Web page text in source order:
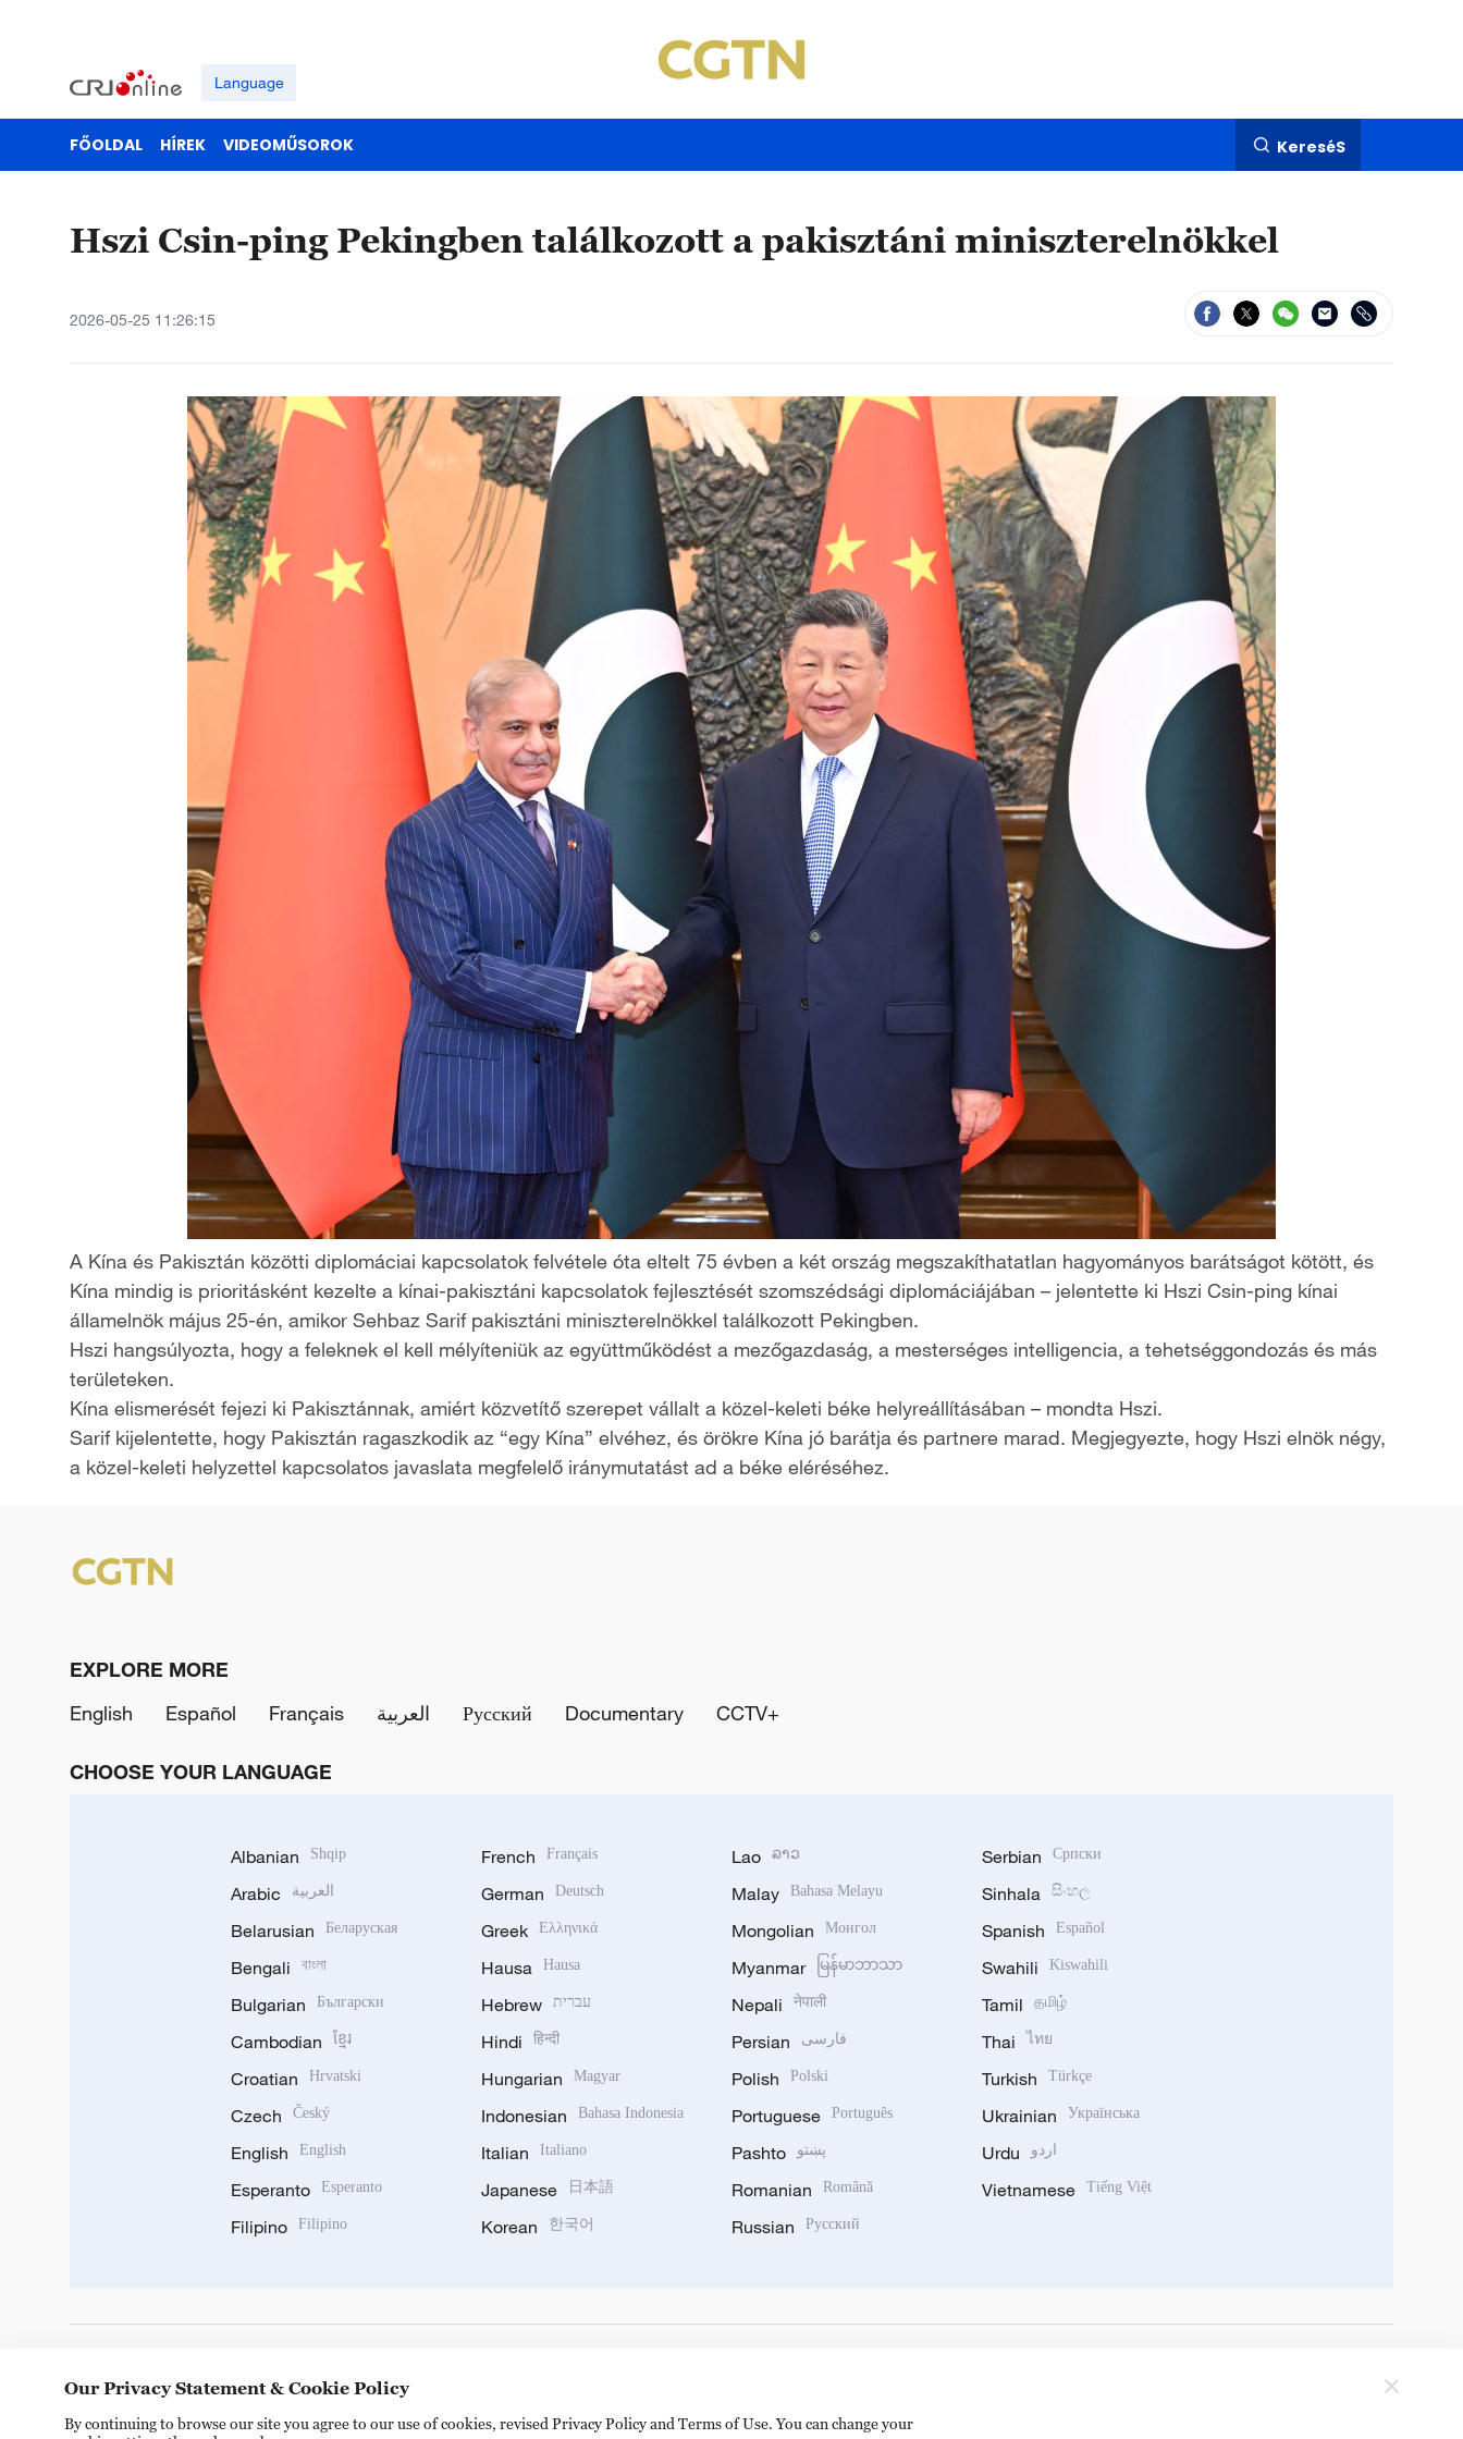
Language
FŐOLDAL HÍREK VIDEOMŰSOROK KereséS
Hszi Csin-ping Pekingben találkozott a pakisztáni miniszterelnökkel
2026-05-25 11:26:15
A Kína és Pakisztán közötti diplomáciai kapcsolatok felvétele óta eltelt 75 évben a két ország megszakíthatatlan hagyományos barátságot kötött, és
Kína mindig is prioritásként kezelte a kínai-pakisztáni kapcsolatok fejlesztését szomszédsági diplomáciájában – jelentette ki Hszi Csin-ping kínai
államelnök május 25-én, amikor Sehbaz Sarif pakisztáni miniszterelnökkel találkozott Pekingben.
Hszi hangsúlyozta, hogy a feleknek el kell mélyíteniük az együttműködést a mezőgazdaság, a mesterséges intelligencia, a tehetséggondozás és más
területeken.
Kína elismerését fejezi ki Pakisztánnak, amiért közvetítő szerepet vállalt a közel-keleti béke helyreállításában – mondta Hszi.
Sarif kijelentette, hogy Pakisztán ragaszkodik az “egy Kína” elvéhez, és örökre Kína jó barátja és partnere marad. Megjegyezte, hogy Hszi elnök négy,
a közel-keleti helyzettel kapcsolatos javaslata megfelelő iránymutatást ad a béke eléréséhez.
EXPLORE MORE
English
Español Français العربية Русский Documentary CCTV+
CHOOSE YOUR LANGUAGE
Albanian Shqip
Arabic العربية
Belarusian Беларуская
Bengali বাংলা
Bulgarian Български
Cambodian ខ្មែរ
Croatian Hrvatski
Czech Český
English English
Esperanto Esperanto
Filipino Filipino
French Français
German Deutsch
Greek Ελληνικά
Hausa Hausa
Hebrew עברית
Hindi हिन्दी
Hungarian Magyar
Indonesian Bahasa Indonesia
Italian Italiano
Japanese 日本語
Korean 한국어
Lao ລາວ
Malay Bahasa Melayu
Mongolian Монгол
Myanmar မြန်မာဘာသာ
Nepali नेपाली
Persian فارسی
Polish Polski
Portuguese Português
Pashto پښتو
Romanian Română
Russian Русский
Serbian Српски
Sinhala සිංහල
Spanish Español
Swahili Kiswahili
Tamil தமிழ்
Thai ไทย
Turkish Türkçe
Ukrainian Українська
Urdu اردو
Vietnamese Tiếng Việt
Our Privacy Statement & Cookie Policy
By continuing to browse our site you agree to our use of cookies, revised Privacy Policy and Terms of Use. You can change your